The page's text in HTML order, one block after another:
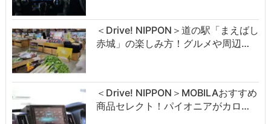
＜Drive! NIPPON＞道の駅「まえばし
赤城」の楽しみ方！グルメや周辺…
＜Drive! NIPPON＞MOBILAおすすめ
商品セレクト！パイオニアがカロ…